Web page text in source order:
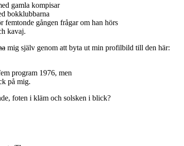
gamla kompisar
bokklubbarna
femtonde gången frågar om han hörs
kavaj.
mig själv genom att byta ut min profilbild till den här:
program 1976, men
på mig.
foten i kläm och solsken i blick?